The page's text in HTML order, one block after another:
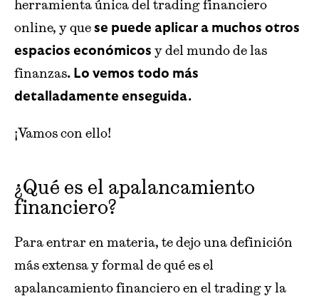
herramienta única del trading financiero
online, y que se puede aplicar a muchos otros
espacios económicos y del mundo de las
finanzas. Lo vemos todo más
detalladamente enseguida.
¡Vamos con ello!
¿Qué es el apalancamiento
financiero?
Para entrar en materia, te dejo una definición
más extensa y formal de qué es el
apalancamiento financiero en el trading y la